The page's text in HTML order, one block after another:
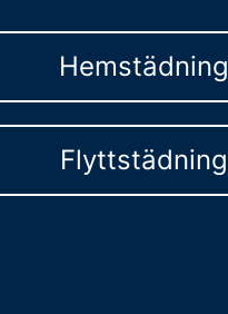
Hemstädning
Flyttstädning